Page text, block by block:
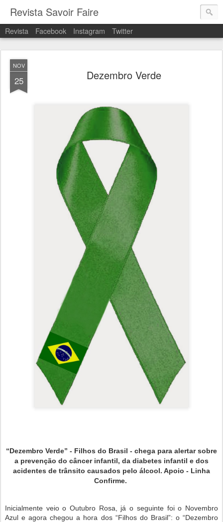
Revista Savoir Faire
Revista Facebook Instagram Twitter
NOV
25 Dezembro Verde
“Dezembro Verde” - Filhos do Brasil - chega para alertar sobre
a prevenção do câncer infantil, da diabetes infantil e dos
acidentes de trânsito causados pelo álcool. Apoio - Linha
Confirme.
Inicialmente veio o Outubro Rosa, já o seguinte foi o Novembro
Azul e agora chegou a hora dos “Filhos do Brasil”: o “Dezembro